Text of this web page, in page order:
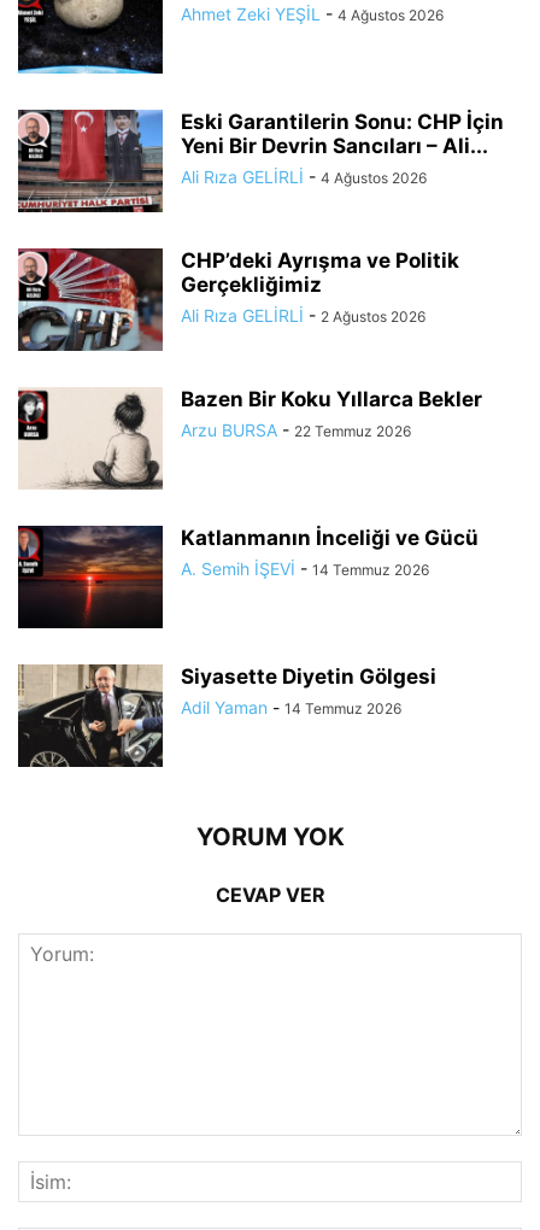
Ahmet Zeki YEŞİL - 4 Ağustos 2026
Eski Garantilerin Sonu: CHP İçin
Yeni Bir Devrin Sancıları – Ali...
Ali Rıza GELİRLİ - 4 Ağustos 2026
CHP’deki Ayrışma ve Politik
Gerçekliğimiz
Ali Rıza GELİRLİ - 2 Ağustos 2026
Bazen Bir Koku Yıllarca Bekler
Arzu BURSA - 22 Temmuz 2026
Katlanmanın İnceliği ve Gücü
A. Semih İŞEVİ - 14 Temmuz 2026
Siyasette Diyetin Gölgesi
Adil Yaman - 14 Temmuz 2026
YORUM YOK
CEVAP VER